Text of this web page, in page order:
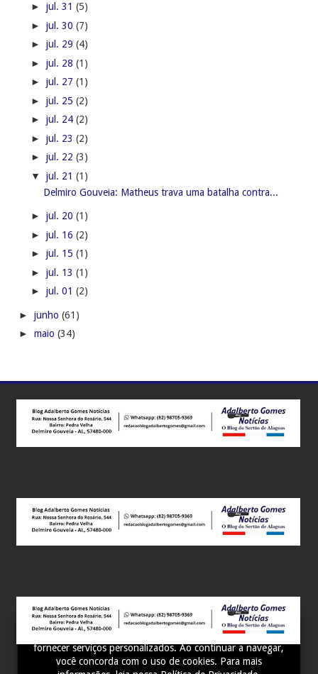
Este site utiliza cookies para melhorar sua experiência e
fornecer serviços personalizados. Ao continuar a navegar,
você concorda com o uso de cookies. Para mais
► jul. 31 (5)
► jul. 30 (7)
► jul. 29 (4)
► jul. 28 (1)
► jul. 27 (1)
► jul. 25 (2)
► jul. 24 (2)
► jul. 23 (2)
► jul. 22 (3)
▼ jul. 21 (1)
Delmiro Gouveia: Matheus trava uma batalha contra...
► jul. 20 (1)
► jul. 16 (2)
► jul. 15 (1)
► jul. 13 (1)
► jul. 01 (2)
► junho (61)
► maio (34)